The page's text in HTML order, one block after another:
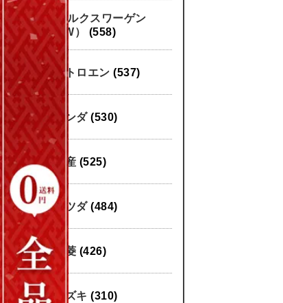
フォルクスワーゲン
（VW） (558)
シトロエン (537)
ホンダ (530)
日産 (525)
マツダ (484)
三菱 (426)
スズキ (310)